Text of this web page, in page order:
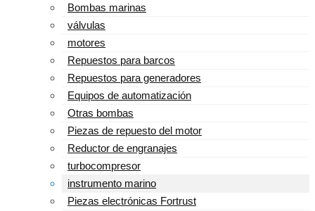
Bombas marinas
válvulas
motores
Repuestos para barcos
Repuestos para generadores
Equipos de automatización
Otras bombas
Piezas de repuesto del motor
Reductor de engranajes
turbocompresor
instrumento marino
Piezas electrónicas Fortrust